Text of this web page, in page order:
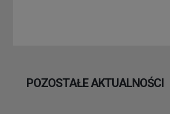
POZOSTAŁE AKTUALNOŚCI